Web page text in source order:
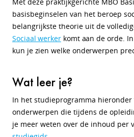
basisbeginselen van het beroep
belangrijkste theorie uit de
Sociaal werker komt aan de orde.
kun je zien welke onderwerpen
Wat leer je?
In het studieprogramma hieronder
onderwerpen die tijdens de
je meer weten over de inhoud per